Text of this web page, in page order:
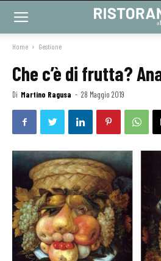
Home Gestione
Che c’è di frutta?
Di Martino Ragusa - 28 Maggio 2019